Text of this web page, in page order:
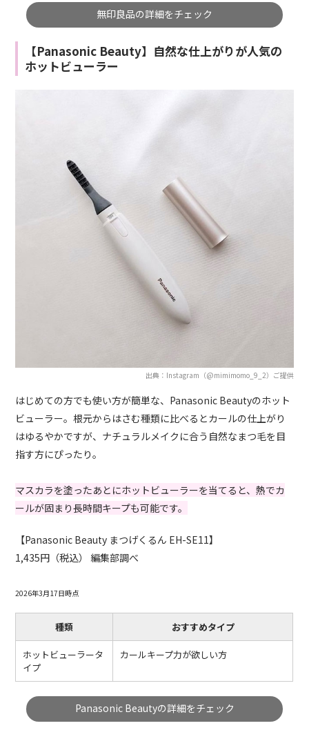
無印良品の詳細をチェック
【Panasonic Beauty】自然な仕上がりが人気の
ホットビューラー
出典：Instagram（@mimimomo_9_2）ご提供
はじめての方でも使い方が簡単な、Panasonic Beautyのホット
ビューラー。根元からはさむ種類に比べるとカールの仕上がり
はゆるやかですが、ナチュラルメイクに合う自然なまつ毛を目
指す方にぴったり。
マスカラを塗ったあとにホットビューラーを当てると、熱でカ
ールが固まり長時間キープも可能です。
【Panasonic Beauty まつげくるん EH-SE11】
1,435円（税込） 編集部調べ
2026年3月17日時点
種類 おすすめタイプ
ホットビューラータ
イプ
カールキープ力が欲しい方
Panasonic Beautyの詳細をチェック